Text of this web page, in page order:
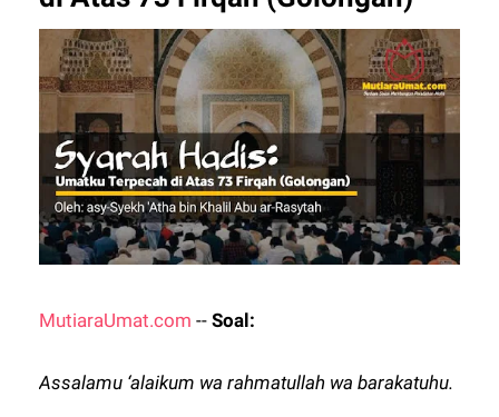
MutiaraUmat.com --Soal:
Assalamu ‘alaikum wa rahmatullah wa barakatuhu.